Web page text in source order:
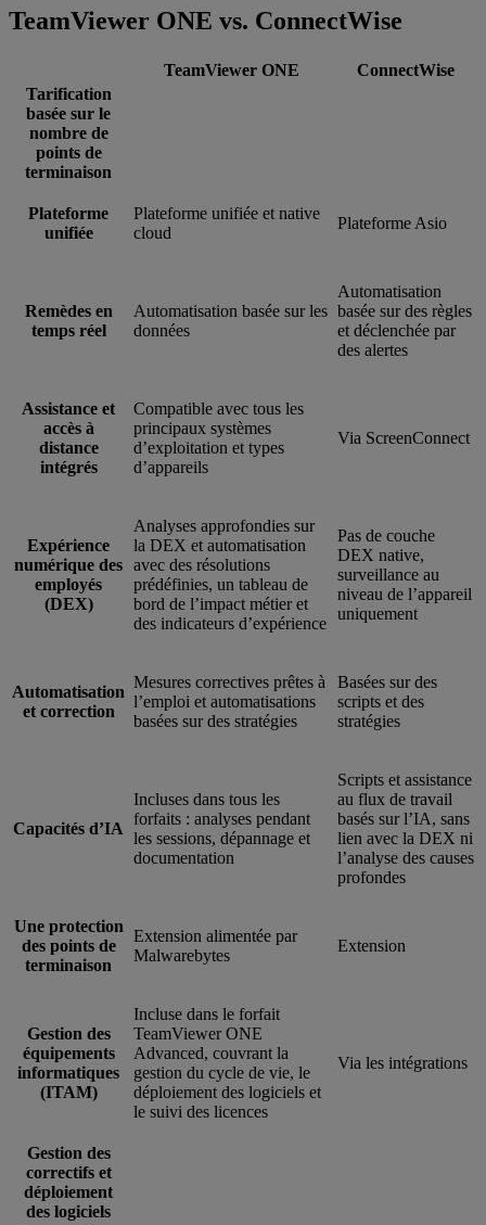
TeamViewer ONE vs. ConnectWise
TeamViewer ONE
ConnectWise
Tarification
basée sur le
nombre de
points de
terminaison
Plateforme
unifiée
Plateforme unifiée et native
cloud
Plateforme Asio
Remèdes en
temps réel
Automatisation basée sur les
données
Automatisation
basée sur des règles
et déclenchée par
des alertes
Assistance et
accès à
distance
intégrés
Compatible avec tous les
principaux systèmes
d’exploitation et types
d’appareils
Via ScreenConnect
Expérience
numérique des
employés
(DEX)
Analyses approfondies sur
la DEX et automatisation
avec des résolutions
prédéfinies, un tableau de
bord de l’impact métier et
des indicateurs d’expérience
Pas de couche
DEX native,
surveillance au
niveau de l’appareil
uniquement
Automatisation
et correction
Mesures correctives prêtes à
l’emploi et automatisations
basées sur des stratégies
Basées sur des
scripts et des
stratégies
Capacités d’IA
Incluses dans tous les
forfaits : analyses pendant
les sessions, dépannage et
documentation
Scripts et assistance
au flux de travail
basés sur l’IA, sans
lien avec la DEX ni
l’analyse des causes
profondes
Une protection
des points de
terminaison
Extension alimentée par
Malwarebytes
Extension
Gestion des
équipements
informatiques
(ITAM)
Incluse dans le forfait
TeamViewer ONE
Advanced, couvrant la
gestion du cycle de vie, le
déploiement des logiciels et
le suivi des licences
Via les intégrations
Gestion des
correctifs et
déploiement
des logiciels